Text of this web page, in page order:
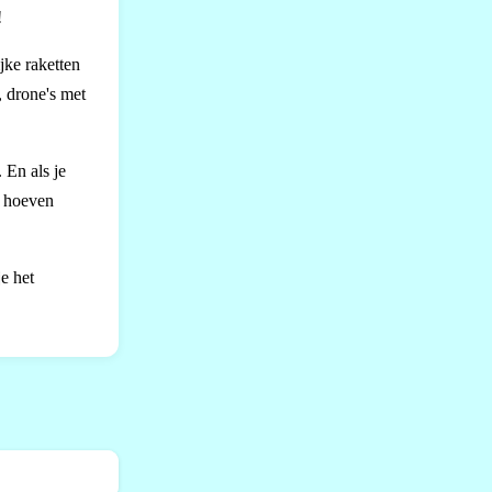
raketten
met
En als je
het